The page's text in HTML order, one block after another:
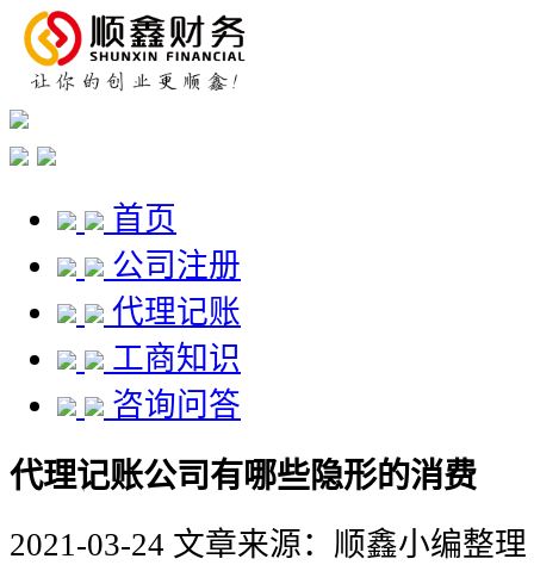
首页
公司注册
代理记账
工商知识
咨询问答
代理记账公司有哪些隐形的消费
2021-03-24 文章来源：顺鑫小编整理